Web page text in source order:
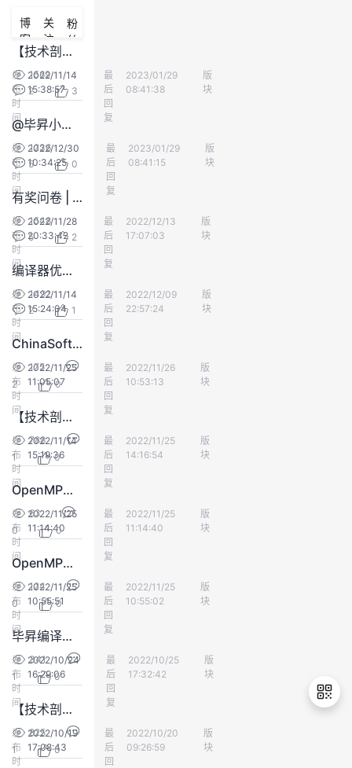
注
证
实
验
的
收
藏
议
博
客
关
注
粉
丝
【技术剖析】18. Native Memory Tracking 详解（4）:使用 NMT 协助排查内存问题案例
发
布
时
间
2022/11/14
15:38:57
最
后
回
复
yd_279325238
2023/01/29
08:41:38
版
块
1569
2
3
@毕昇小伙伴，问卷调查中奖名单已出炉，快来查收奖品！
发
布
时
间
2022/12/30
10:34:25
最
后
回
复
yd_279325238
2023/01/29
08:41:15
版
块
1236
5
0
有奖问卷 | 毕昇编译期待您的反馈！
发
布
时
间
2022/11/28
20:33:42
最
后
回
复
madqfrog
2022/12/13
17:07:03
版
块
1548
5
2
编译器优化那些事儿（7）：Cache优化
发
布
时
间
2022/11/14
15:24:04
最
后
回
复
小云悠悠zZ
2022/12/09
22:57:24
版
块
1492
2
1
ChinaSoft 论坛巡礼 | 编译器与编程语言
发
布
时
间
2022/11/25
11:05:07
最
后
回
复
样子的木偶
2022/11/26
10:53:13
版
块
175
2
0
【技术剖析】17. Native Memory Tracking 详解（3）:追踪区域分析(二)
发
布
时
间
2022/11/14
15:19:36
最
后
回
复
Jack20
2022/11/25
14:16:54
版
块
788
1
0
OpenMP优化调研系列文章（3）
发
布
时
间
2022/11/25
11:14:40
最
后
回
复
毕昇小助手
2022/11/25
11:14:40
版
块
63
0
0
OpenMP优化调研系列文章（2）
发
布
时
间
2022/11/25
10:55:51
最
后
回
复
毕昇小助手
2022/11/25
10:55:02
版
块
124
0
0
毕昇编译器 2.4.0 版本已发布，快来看看都有哪些更新！
发
布
时
间
2022/10/24
16:29:06
最
后
回
复
Jack20
2022/10/25
17:32:42
版
块
341
1
0
【技术剖析】16. Native Memory Tracking 详解（2）:追踪区域分析(一)
发
布
时
2022/10/19
17:08:43
最
后
回
Jack20
2022/10/20
09:26:59
版
块
825
1
0